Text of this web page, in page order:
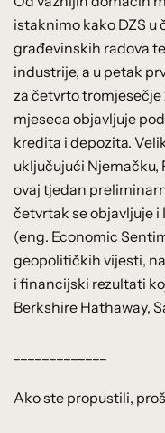
istaknimo kako DZS
građevinskih radova
industrije, a u petak
za četvrto
mjeseca objavljuje
kredita i depozita.
uključujući Njemačku,
ovaj tjedan
četvrtak se objavljuje
(eng. Economic
geopolitičkih vijesti,
i financijski rezultati
Berkshire Hathaway,
Ako ste propustili,